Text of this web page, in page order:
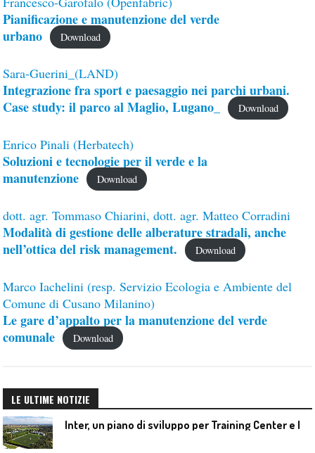
Pianificazione e manutenzione del verde
urbano
Download
Sara-Guerini_(LAND)
Integrazione fra sport e paesaggio nei parchi urbani.
Case study: il parco al Maglio, Lugano_
Download
Enrico Pinali (Herbatech)
Soluzioni e tecnologie per il verde e la
manutenzione
Download
dott. agr. Tommaso Chiarini, dott. agr. Matteo Corradini
Modalità di gestione delle alberature stradali, anche
nell’ottica del risk management.
Download
Marco Iachelini (resp. Servizio Ecologia e Ambiente del
Comune di Cusano Milanino)
Le gare d’appalto per la manutenzione del verde
comunale
Download
LE ULTIME NOTIZIE